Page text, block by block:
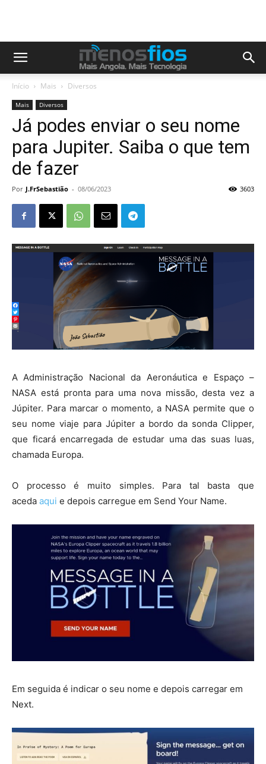
Início Mais Diversos
Mais Diversos
Já podes enviar o seu nome
para Jupiter. Saiba o que tem
de fazer
Por J.FrSebastião - 08/06/2023 3603
A Administração Nacional da Aeronáutica e Espaço –
NASA está pronta para uma nova missão, desta vez a
Júpiter. Para marcar o momento, a NASA permite que o
seu nome viaje para Júpiter a bordo da sonda Clipper,
que ficará encarregada de estudar uma das suas luas,
chamada Europa.
O processo é muito simples. Para tal basta que
aceda aqui e depois carregue em Send Your Name.
Em seguida é indicar o seu nome e depois carregar em
Next.